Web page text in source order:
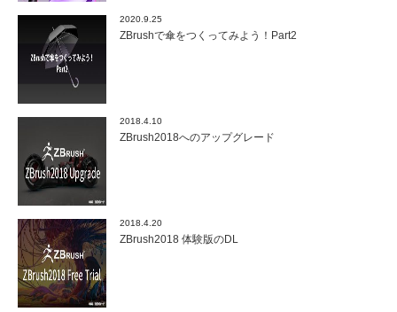
2020.9.25
ZBrushで傘をつくってみよう！Part2
2018.4.10
ZBrush2018へのアップグレード
2018.4.20
ZBrush2018 体験版のDL